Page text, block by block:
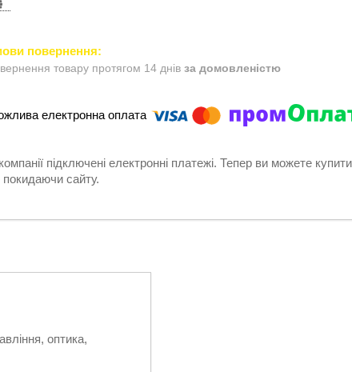
товару протягом 14 днів за домовленістю
підключені електронні платежі. Тепер ви можете
покидаючи сайту.
оптика,